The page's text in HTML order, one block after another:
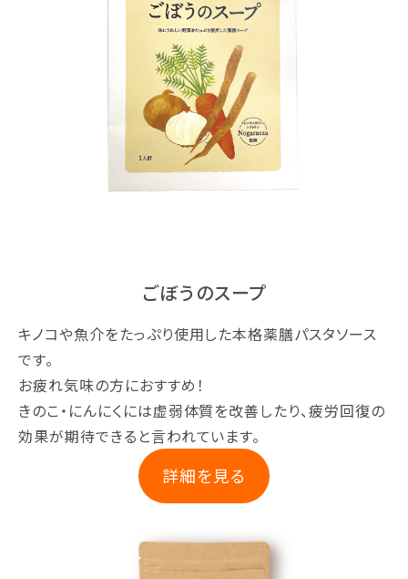
ごぼうのスープ
キノコや魚介をたっぷり使用した本格薬膳パスタソース
です。
お疲れ気味の方におすすめ！
きのこ・にんにくには虚弱体質を改善したり、疲労回復の
効果が期待できると言われています。
詳細を見る